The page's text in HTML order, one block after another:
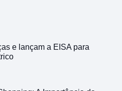
e lançam a EISA para